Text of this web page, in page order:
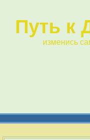
Путь к
изменись